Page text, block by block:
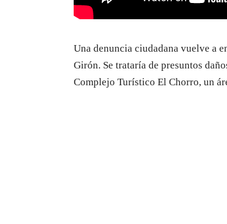
Una denuncia ciudadana vuelve a
Girón. Se trataría de presuntos
Complejo Turístico El Chorro, un